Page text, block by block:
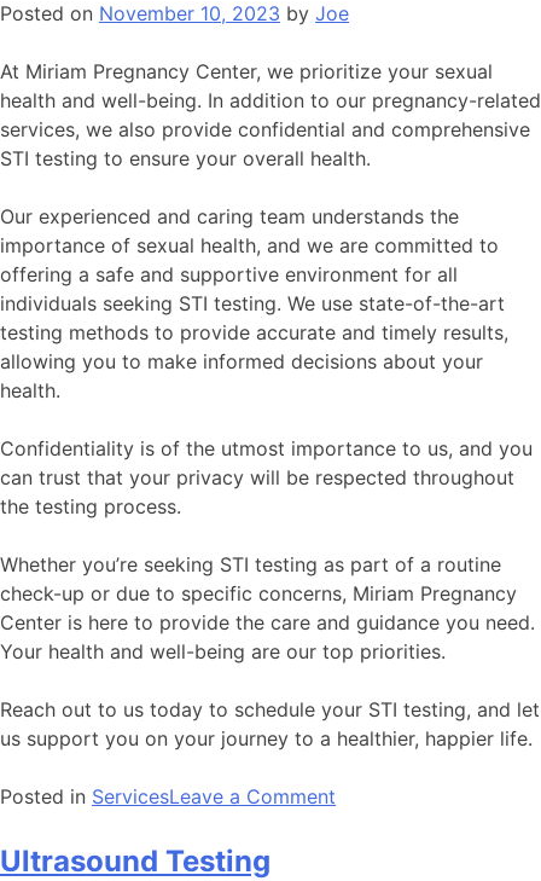
Posted on November 10, 2023 by Joe
At Miriam Pregnancy Center, we prioritize your sexual
health and well-being. In addition to our pregnancy-related
services, we also provide confidential and comprehensive
STI testing to ensure your overall health.
Our experienced and caring team understands the
importance of sexual health, and we are committed to
offering a safe and supportive environment for all
individuals seeking STI testing. We use state-of-the-art
testing methods to provide accurate and timely results,
allowing you to make informed decisions about your
health.
Confidentiality is of the utmost importance to us, and you
can trust that your privacy will be respected throughout
the testing process.
Whether you’re seeking STI testing as part of a routine
check-up or due to specific concerns, Miriam Pregnancy
Center is here to provide the care and guidance you need.
Your health and well-being are our top priorities.
Reach out to us today to schedule your STI testing, and let
us support you on your journey to a healthier, happier life.
Posted in ServicesLeave a Comment
Ultrasound Testing